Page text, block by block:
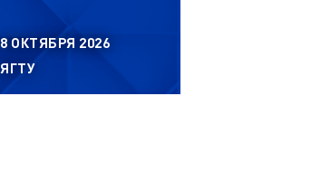
8 ОКТЯБРЯ 2026
ЯГТУ